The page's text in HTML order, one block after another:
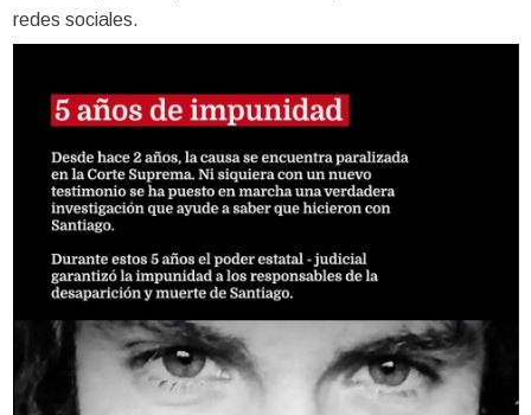
redes sociales.